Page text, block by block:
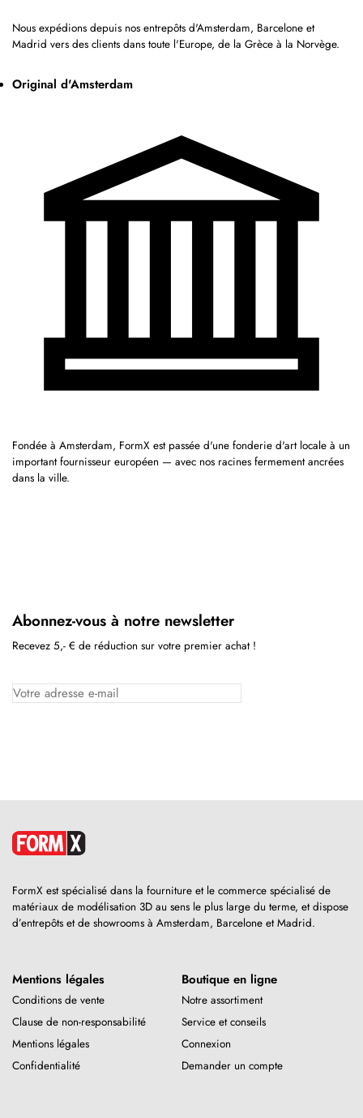
Nous expédions depuis nos entrepôts d'Amsterdam, Barcelone et
Madrid vers des clients dans toute l'Europe, de la Grèce à la Norvège.
Original d'Amsterdam
Fondée à Amsterdam, FormX est passée d'une fonderie d'art locale à un
important fournisseur européen — avec nos racines fermement ancrées
dans la ville.
Abonnez-vous à notre newsletter
Recevez 5,- € de réduction sur votre premier achat !
FormX est spécialisé dans la fourniture et le commerce spécialisé de
matériaux de modélisation 3D au sens le plus large du terme, et dispose
d’entrepôts et de showrooms à Amsterdam, Barcelone et Madrid.
Mentions légales
Conditions de vente
Clause de non-responsabilité
Mentions légales
Confidentialité
Boutique en ligne
Notre assortiment
Service et conseils
Connexion
Demander un compte